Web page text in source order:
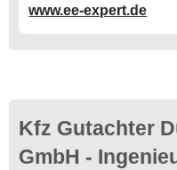
www.ee-expert.de
Kfz Gutachter
GmbH -